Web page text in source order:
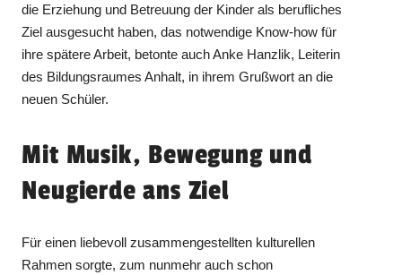
die Erziehung und Betreuung der Kinder als berufliches
Ziel ausgesucht haben, das notwendige Know-how für
ihre spätere Arbeit, betonte auch Anke Hanzlik, Leiterin
des Bildungsraumes Anhalt, in ihrem Grußwort an die
neuen Schüler.
Mit Musik, Bewegung und
Neugierde ans Ziel
Für einen liebevoll zusammengestellten kulturellen
Rahmen sorgte, zum nunmehr auch schon